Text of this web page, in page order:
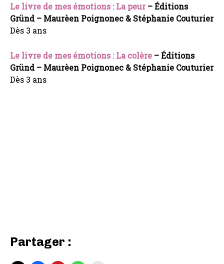
Le livre de mes émotions : La peur– Éditions
Gründ – Maurèen Poignonec & Stéphanie Couturier
Dès 3 ans
Le livre de mes émotions : La colère – Éditions
Gründ – Maurèen Poignonec & Stéphanie Couturier
Dès 3 ans
Partager :